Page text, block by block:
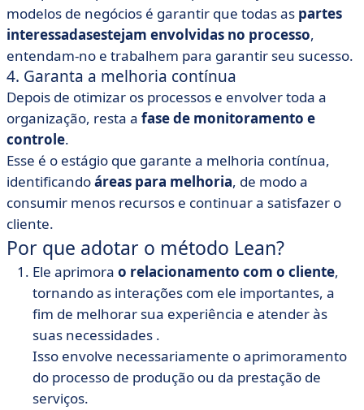
modelos de negócios é garantir que todas as partes
interessadasestejam envolvidas no processo,
entendam-no e trabalhem para garantir seu sucesso.
4. Garanta a melhoria contínua
Depois de otimizar os processos e envolver toda a
organização, resta a fase de monitoramento e
controle.
Esse é o estágio que garante a melhoria contínua,
identificandoáreas para melhoria, de modo a
consumir menos recursos e continuar a satisfazer o
cliente.
Por que adotar o método Lean?
Ele aprimora o relacionamento com o cliente,
tornando as interações com ele importantes, a
fim de melhorar sua experiência e atender às
suas necessidades .
Isso envolve necessariamente o aprimoramento
do processo de produção ou da prestação de
serviços.